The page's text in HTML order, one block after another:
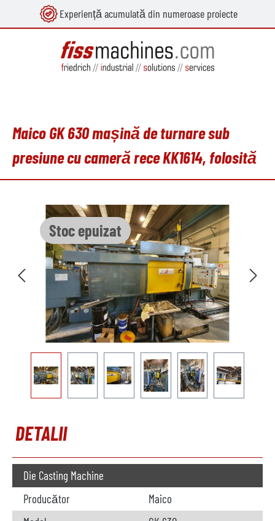
principal Experiență acumulată din numeroase proiecte
Maico GK 630 mașină de turnare sub
presiune cu cameră rece KK1614, folosită
Stoc epuizat
Sari peste galeria de imagini
DETALII
Die Casting Machine
Producător
Maico